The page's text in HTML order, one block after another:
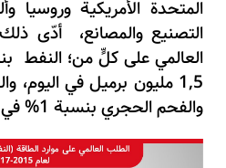
المتحدة الأمريكية وروسيا
التصنيع والمصانع، أدّى ذلك
العالمي على كلٍّ من؛ النفط
1,5 مليون برميل في اليوم،
والفحم الحجري بنسبة 1
%